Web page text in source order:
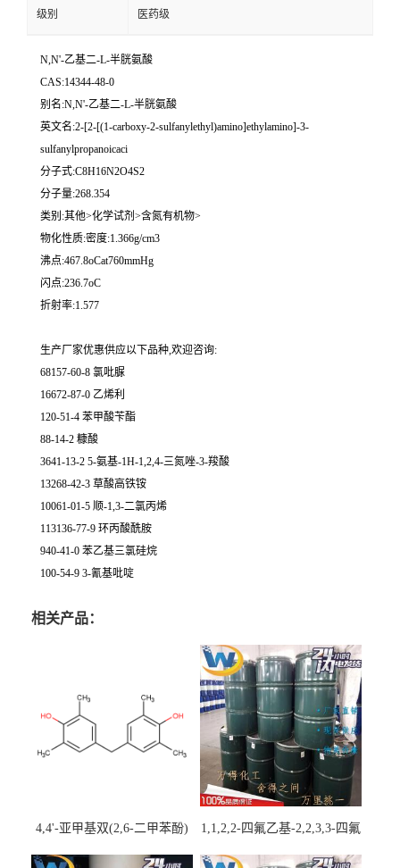
级别 医药级
N,N'-乙基二-L-半胱氨酸
CAS:14344-48-0
别名:N,N'-乙基二-L-半胱氨酸
英文名:2-[2-[(1-carboxy-2-sulfanylethyl)amino]ethylamino]-3-
sulfanylpropanoicaci
分子式:C8H16N2O4S2
分子量:268.354
类别:其他>化学试剂>含氮有机物>
物化性质:密度:1.366g/cm3
沸点:467.8oCat760mmHg
闪点:236.7oC
折射率:1.577
生产厂家优惠供应以下品种,欢迎咨询:
68157-60-8 氯吡脲
16672-87-0 乙烯利
120-51-4 苯甲酸苄酯
88-14-2 糠酸
3641-13-2 5-氨基-1H-1,2,4-三氮唑-3-羧酸
13268-42-3 草酸高铁铵
10061-01-5 顺-1,3-二氯丙烯
113136-77-9 环丙酸酰胺
940-41-0 苯乙基三氯硅烷
100-54-9 3-氰基吡啶
相关产品：
4,4'-亚甲基双(2,6-二甲苯酚)
1,1,2,2-四氟乙基-2,2,3,3-四氟